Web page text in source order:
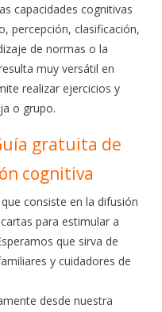
capacidades cognitivas
percepción, clasificación,
de normas o la
muy versátil en
realizar ejercicios y
o grupo.
gratuita de
cognitiva
consiste en la difusión
para estimular a
que sirva de
y cuidadores de
desde nuestra